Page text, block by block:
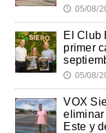
🕔 05/08/
El Club
primer
🕔 05/08/
VOX
Este y